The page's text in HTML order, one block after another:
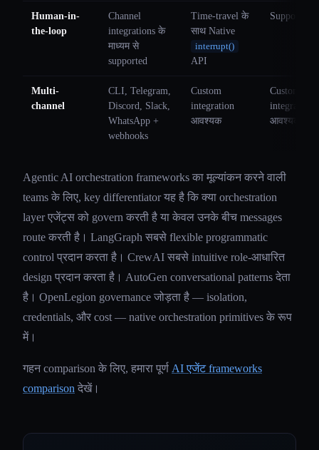
Human-in-
the-loop
Channel
integrations के
माध्यम से
supported
Time-travel के
साथ Native
interrupt()
API
Supported
Multi-
channel
CLI, Telegram,
Discord, Slack,
WhatsApp +
webhooks
Custom
integration
आवश्यक
Custom
integration
आवश्यक
Agentic AI orchestration frameworks का मूल्यांकन करने वाली
teams के लिए, key differentiator यह है कि क्या orchestration
layer एजेंट्स को govern करती है या केवल उनके बीच messages
route करती है। LangGraph सबसे flexible programmatic
control प्रदान करता है। CrewAI सबसे intuitive role-आधारित
design प्रदान करता है। AutoGen conversational patterns देता
है। OpenLegion governance जोड़ता है — isolation,
credentials, और cost — native orchestration primitives के रूप
में।
गहन comparison के लिए, हमारा पूर्ण AI एजेंट frameworks
comparison देखें।